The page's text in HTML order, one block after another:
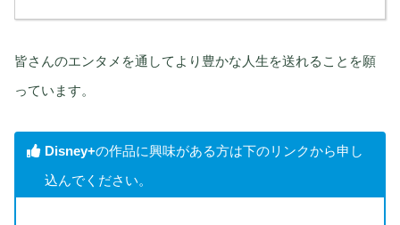
皆さんのエンタメを通してより豊かな人生を送れることを願
っています。
Disney+の作品に興味がある方は下のリンクから申し
込んでください。